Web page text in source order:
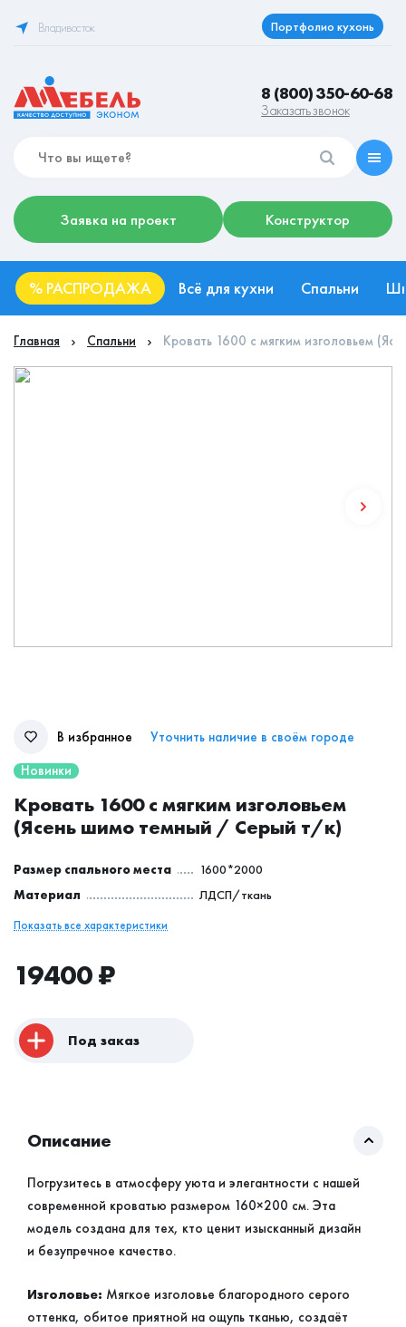
Владивосток Портфолио кухонь
8 (800) 350-60-68
Заказать звонок
Заявка на проект Конструктор
% РАСПРОДАЖА Всё для кухни Спальни
Главная Спальни Кровать 1600 с мягким изголовьем
В избранное
Уточнить наличие в своём городе
Новинки
Кровать 1600 с мягким изголовьем
(Ясень шимо темный / Серый т/к)
Размер спального места
1600*2000
Материал
ЛДСП/ткань
Показать все характеристики
19400₽
Под заказ
Описание
Погрузитесь в атмосферу уюта и элегантности с нашей
современной кроватью размером 160×200 см. Эта
модель создана для тех, кто ценит изысканный дизайн
и безупречное качество.
Изголовье: Мягкое изголовье благородного серого
оттенка, обитое приятной на ощупь тканью, создаёт